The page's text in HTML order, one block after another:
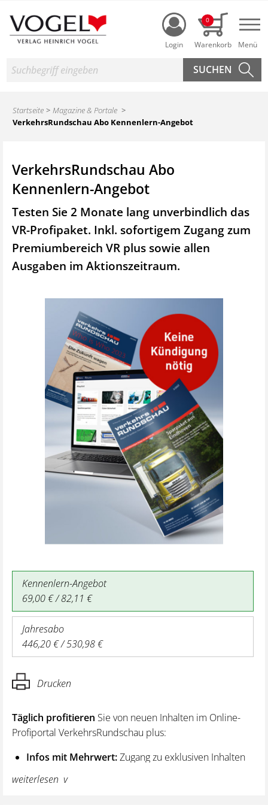
Login
0
Suche
Startseite
Magazine & Portale
VerkehrsRundschau Abo Kennenlern-Angebot
VerkehrsRundschau Abo
Kennenlern-Angebot
Testen Sie 2 Monate lang unverbindlich das
VR-Profipaket. Inkl. sofortigem Zugang zum
Premiumbereich VR plus sowie allen
Ausgaben im Aktionszeitraum.
Kennenlern-Angebot
69,00 € / 82,11 €
Jahresabo
446,20 € / 530,98 €
Drucken
Täglich profitieren Sie von neuen Inhalten im Online-
Profiportal VerkehrsRundschau plus:
Infos mit Mehrwert:Zugang zu exklusiven Inhalten
und Hintergrundwissen – von aktuellen Regelungen
wie z. B. bei den Lenk- und Ruhezeiten,
weiterlesen